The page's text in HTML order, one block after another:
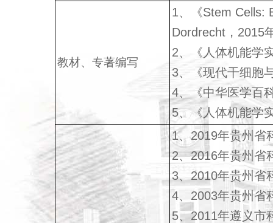
教材、专著编写
1、《Stem Cells:
Dordrecht，2015
2、《人体机能学
3、《现代干细胞
4、《中华医学百
5、《人体机能学
1、2019年贵州省
2、2016年贵州省
3、2010年贵州省
4、2003年贵州省
5、2011年遵义市